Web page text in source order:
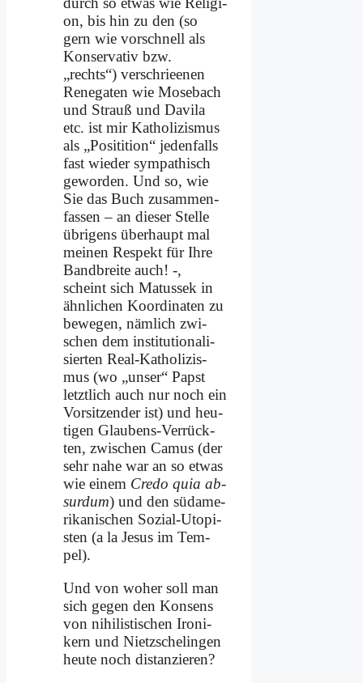
on, bis hin zu den (so
gern wie vor­schnell als
Kon­ser­va­tiv bzw.
„rechts“) ver­schriee­nen
Re­ne­ga­ten wie Mo­se­bach
und Strauß und Da­vila
etc. ist mir Ka­tho­li­zis­mus
als „Po­si­ti­ti­on“ je­den­falls
fast wie­der sym­pa­thisch
ge­wor­den. Und so, wie
Sie das Buch zu­sam­men­
fas­sen – an die­ser Stel­le
üb­ri­gens über­haupt mal
mei­nen Re­spekt für Ih­re
Band­brei­te auch! -,
scheint sich Ma­tus­sek in
ähn­li­chen Ko­or­di­na­ten zu
be­we­gen, näm­lich zwi­
schen dem in­sti­tu­tio­na­li­
sier­ten Re­al-Ka­tho­li­zis­
mus (wo „un­ser“ Papst
letzt­lich auch nur noch ein
Vor­sit­zen­der ist) und heu­
ti­gen Glau­bens-Ver­rück­
ten, zwi­schen Ca­mus (der
sehr na­he war an so et­was
wie ei­nem Cre­do quia ab­
sur­dum) und den süd­ame­
ri­ka­ni­schen So­zi­al-Uto­pi­
sten (a la Je­sus im Tem­
pel).
Und von wo­her soll man
sich ge­gen den Kon­sens
von ni­hi­li­sti­schen Iro­ni­
kern und Nietz­schel­in­gen
heu­te noch di­stan­zie­ren?